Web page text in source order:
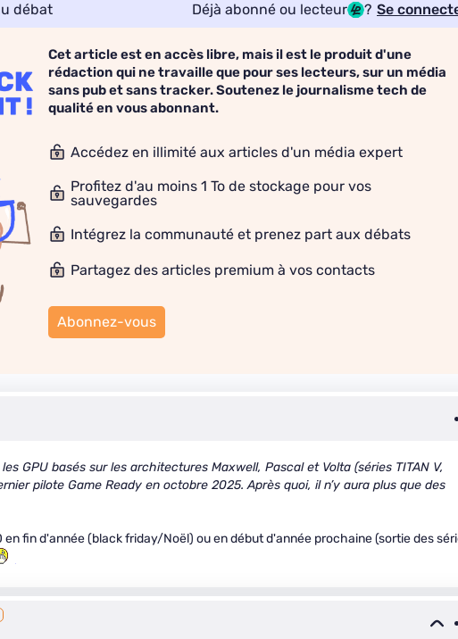
débat Déjà abonné ou lecteur ? Se
Cet article est en accès libre, mais il est le produit d'une
rédaction qui ne travaille que pour ses lecteurs, sur un média
sans pub et sans tracker. Soutenez le journalisme tech de
qualité en vous abonnant.
Accédez en illimité aux articles d'un média expert
Profitez d'au moins 1 To de stockage pour vos
sauvegardes
Intégrez la communauté et prenez part aux débats
Partagez des articles premium à vos contacts
Abonnez-vous
GPU basés sur les architectures Maxwell, Pascal et Volta (séries TITAN V,
pilote Game Ready en octobre 2025. Après quoi, il n’y aura plus que des
fin d'année (black friday/Noël) ou en début d'année prochaine (sortie des